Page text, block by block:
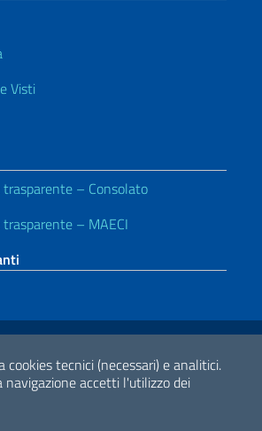
cookies tecnici (necessari) e analitici.
navigazione accetti l'utilizzo dei
Visti
– Consolato
– MAECI